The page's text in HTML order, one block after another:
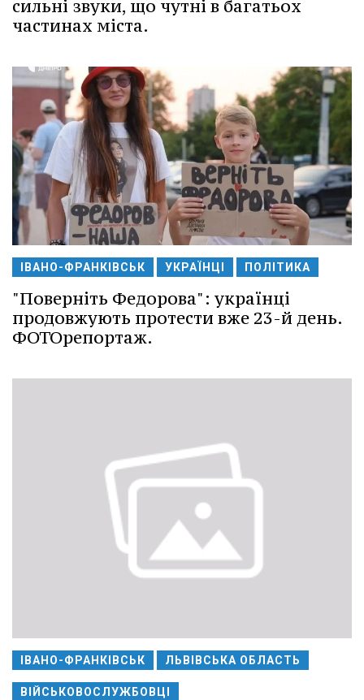
сильні звуки, що чутні в багатьох
частинах міста.
ІВАНО-ФРАНКІВСЬК УКРАЇНЦІ ПОЛІТИКА
"Поверніть Федорова": українці
продовжують протести вже 23-й день.
ФОТОрепортаж.
ІВАНО-ФРАНКІВСЬК ЛЬВІВСЬКА ОБЛАСТЬ
ВІЙСЬКОВОСЛУЖБОВЦІ